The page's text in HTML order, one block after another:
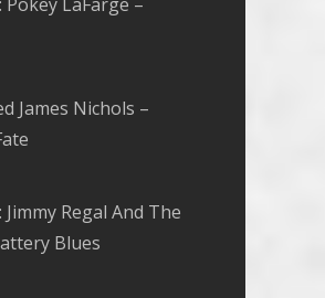
James Nichols –
Jimmy Regal And The
Blues